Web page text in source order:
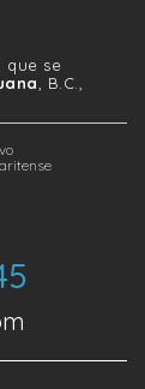
que se
, B.C.,